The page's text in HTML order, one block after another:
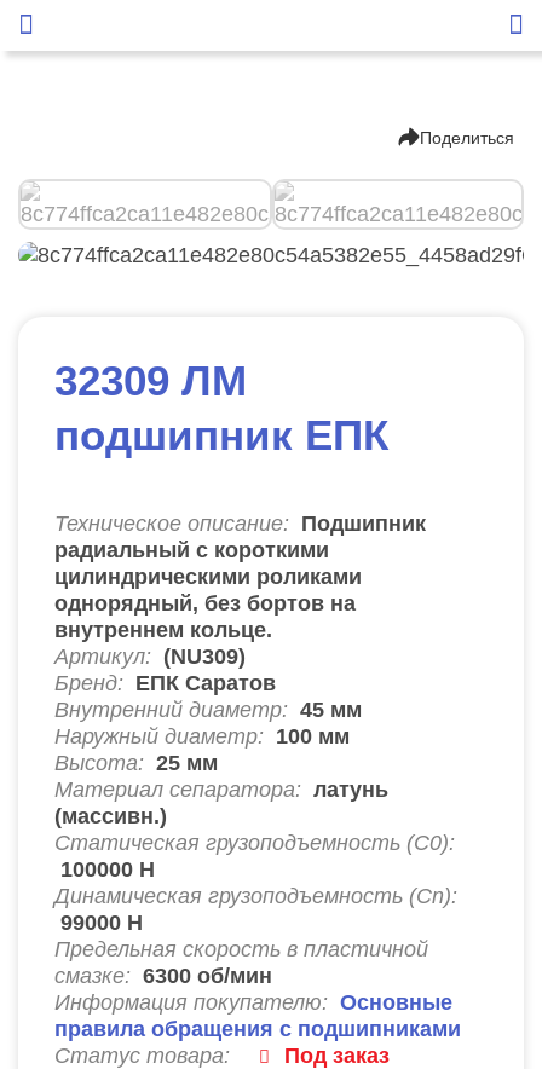
Поделиться
32309 ЛМ
подшипник ЕПК
Техническое описание: Подшипник
радиальный с короткими
цилиндрическими роликами
однорядный, без бортов на
внутреннем кольце.
Артикул: (NU309)
Бренд: ЕПК Саратов
Внутренний диаметр: 45 мм
Наружный диаметр: 100 мм
Высота: 25 мм
Материал сепаратора: латунь
(массивн.)
Статическая грузоподъемность (C0):
100000 Н
Динамическая грузоподъемность (Cn):
99000 Н
Предельная скорость в пластичной
смазке: 6300 об/мин
Информация покупателю: Основные
правила обращения с подшипниками
Статус товара:
Под заказ